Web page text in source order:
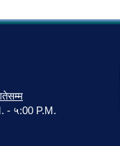
- ५:00 P.M.